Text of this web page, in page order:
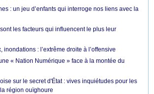
: un jeu d’enfants qui interroge nos liens avec la
les facteurs qui influencent le plus leur
inondations : l’extrême droite à l’offensive
« Nation Numérique » face à la montée du
sur le secret d'État : vives inquiétudes pour les
région ouïghoure